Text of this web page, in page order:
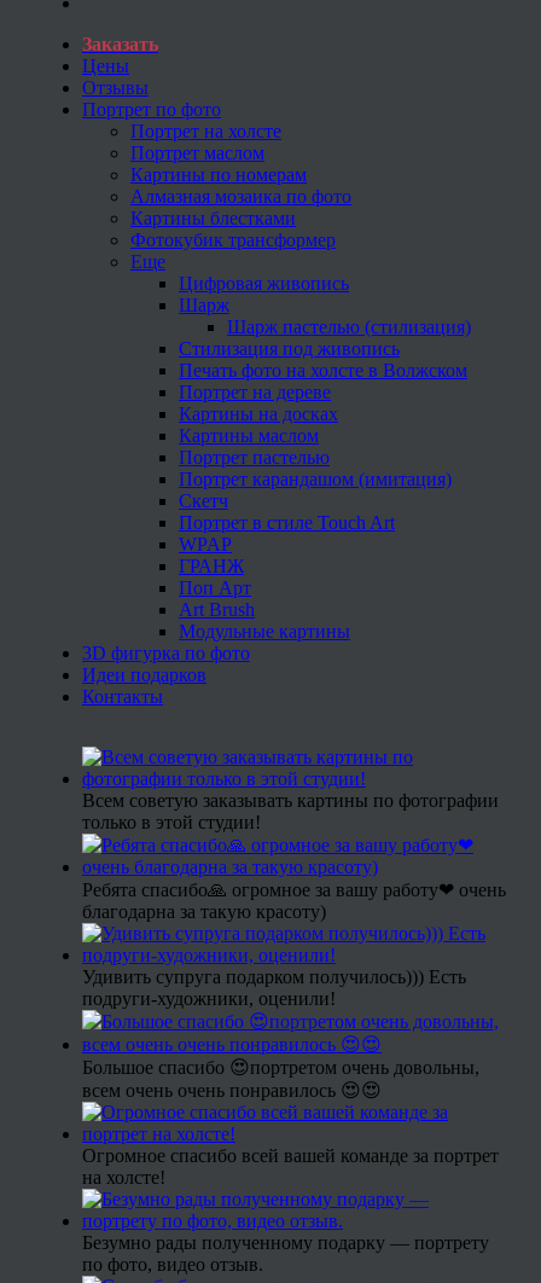
Заказать
Цены
Отзывы
Портрет по фото
Портрет на холсте
Портрет маслом
Картины по номерам
Алмазная мозаика по фото
Картины блестками
Фотокубик трансформер
Еще
Цифровая живопись
Шарж
Шарж пастелью (стилизация)
Стилизация под живопись
Печать фото на холсте в Волжском
Портрет на дереве
Картины на досках
Картины маслом
Портрет пастелью
Портрет карандашом (имитация)
Скетч
Портрет в стиле Touch Art
WPAP
ГРАНЖ
Поп Арт
Art Brush
Модульные картины
3D фигурка по фото
Идеи подарков
Контакты
Всем советую заказывать картины по фотографии
только в этой студии!
Ребята спасибо🙏 огромное за вашу работу❤ очень
благодарна за такую красоту)
Удивить супруга подарком получилось))) Есть
подруги-художники, оценили!
Большое спасибо 😍портретом очень довольны,
всем очень очень понравилось 😍😍
Огромное спасибо всей вашей команде за портрет
на холсте!
Безумно рады полученному подарку — портрету
по фото, видео отзыв.